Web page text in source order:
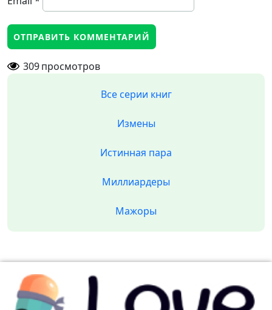
309просмотров
Все серии книг
Измены
Истинная пара
Миллиардеры
Мажоры